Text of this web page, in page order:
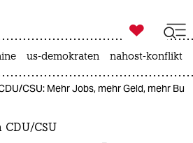
taz zahl ich
zahl ich

taz zahl ich
us-demokraten nahost-konflikt
CSU: Mehr Jobs, mehr Geld, mehr
CSU